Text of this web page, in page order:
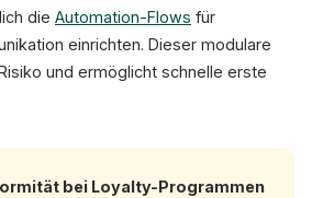
die Automation-Flows für
einrichten. Dieser modulare
und ermöglicht schnelle erste
bei Loyalty-Programmen